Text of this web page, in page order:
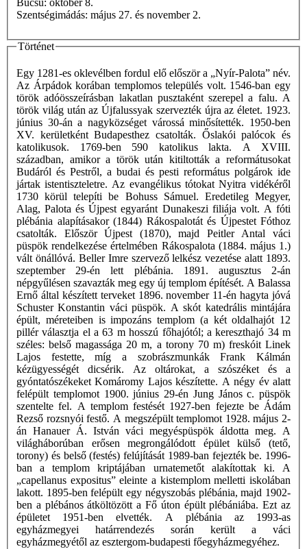
Szentségimádás: május 27. és november 2.
Történet
Egy 1281-es oklevélben fordul elő először a „Nyír-Palota” név.
Az Árpádok korában templomos település volt. 1546-ban egy
török adóösszeírásban lakatlan pusztaként szerepel a falu. A
török világ után az Újfalussyak szervezték újra az életet. 1923.
június 30-án a nagyközséget várossá minősítették. 1950-ben
XV. kerületként Budapesthez csatolták. Őslakói palócok és
katolikusok. 1769-ben 590 katolikus lakta. A XVIII.
században, amikor a török után kitiltották a reformátusokat
Budáról és Pestről, a budai és pesti református polgárok ide
jártak istentiszteletre. Az evangélikus tótokat Nyitra vidékéről
1730 körül telepíti be Bohuss Sámuel. Eredetileg Megyer,
Alag, Palota és Újpest egyaránt Dunakeszi filiája volt. A fóti
plébánia alapításakor (1844) Rákospalotát és Újpestet Fóthoz
csatolták. Először Újpest (1870), majd Peitler Antal váci
püspök rendelkezése értelmében Rákospalota (1884. május 1.)
vált önállóvá. Beller Imre szervező lelkész vezetése alatt 1893.
szeptember 29-én lett plébánia. 1891. augusztus 2-án
népgyűlésen szavazták meg egy új templom építését. A Balassa
Ernő által készített terveket 1896. november 11-én hagyta jóvá
Schuster Konstantin váci püspök. A skót katedrális mintájára
épült, méreteiben is impozáns templom (a két oldalhajót 12
pillér választja el a 63 m hosszú főhajótól; a kereszthajó 34 m
széles: belső magassága 20 m, a torony 70 m) freskóit Linek
Lajos festette, míg a szobrászmunkák Frank Kálmán
kézügyességét dicsérik. Az oltárokat, a szószéket és a
gyóntatószékeket Komáromy Lajos készítette. A négy év alatt
felépült templomot 1900. június 29-én Jung János c. püspök
szentelte fel. A templom festését 1927-ben fejezte be Ádám
Rezső rozsnyói festő. A megszépült templomot 1928. május 2-
án Hanauer Á. István váci megyéspüspök áldotta meg. A
világháborúban erősen megrongálódott épület külső (tető,
torony) és belső (festés) felújítását 1989-ban fejezték be. 1996-
ban a templom kriptájában urnatemetőt alakítottak ki. A
„capellanus expositus” eleinte a kistemplom melletti iskolában
lakott. 1895-ben felépült egy négyszobás plébánia, majd 1902-
ben a plébános átköltözött a Fő úton épült plébániába. Ezt az
épületet 1951-ben elvették. A plébánia az 1993-as
egyházmegyei határrendezés során került a váci
egyházmegyétől az esztergom-budapesti főegyházmegyéhez.